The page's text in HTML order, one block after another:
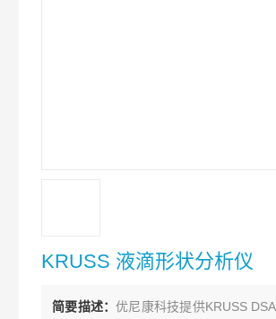
KRUSS 液滴形状分析仪
简要描述：优尼康科技提供KRUSS